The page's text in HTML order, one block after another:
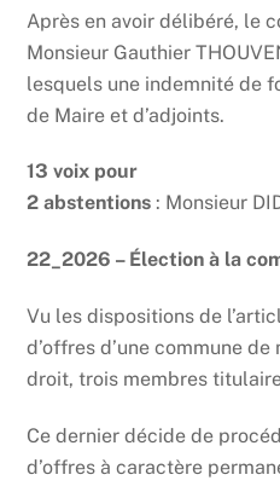
Après en avoir délibéré, le
Monsieur Gauthier
lesquels une indemnité de
de Maire et d’adjoints.
13 voix pour
2 abstentions : Monsieur
22_2026 – Élection à la
Vu les dispositions de
d’offres d’une commune
droit, trois membres
Ce dernier décide de
d’offres à caractère